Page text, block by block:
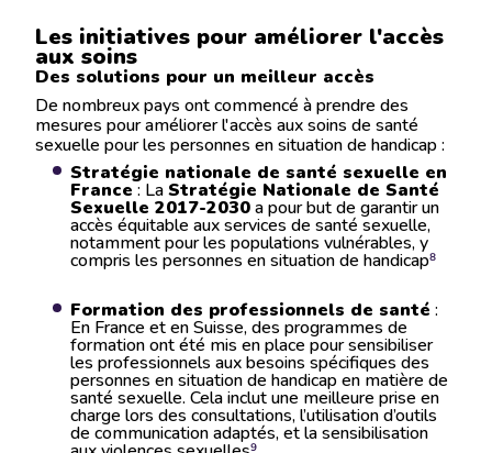
Les initiatives pour améliorer l'accès
aux soins
Des solutions pour un meilleur accès
De nombreux pays ont commencé à prendre des
mesures pour améliorer l'accès aux soins de santé
sexuelle pour les personnes en situation de handicap :
Stratégie nationale de santé sexuelle en
France : LaStratégie Nationale de Santé
Sexuelle 2017-2030a pour but de garantir un
accès équitable aux services de santé sexuelle,
notamment pour les populations vulnérables, y
compris les personnes en situation de handicap​⁸
Formation des professionnels de santé :
En France et en Suisse, des programmes de
formation ont été mis en place pour sensibiliser
les professionnels aux besoins spécifiques des
personnes en situation de handicap en matière de
santé sexuelle. Cela inclut une meilleure prise en
charge lors des consultations, l’utilisation d’outils
de communication adaptés, et la sensibilisation